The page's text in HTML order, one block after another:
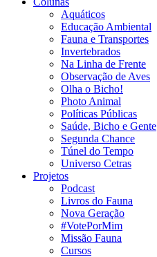
Aquáticos
Educação Ambiental
Fauna e Transportes
Invertebrados
Na Linha de Frente
Observação de Aves
Olha o Bicho!
Photo Animal
Políticas Públicas
Saúde, Bicho e Gente
Segunda Chance
Túnel do Tempo
Universo Cetras
Projetos
Podcast
Livros do Fauna
Nova Geração
#VotePorMim
Missão Fauna
Cursos